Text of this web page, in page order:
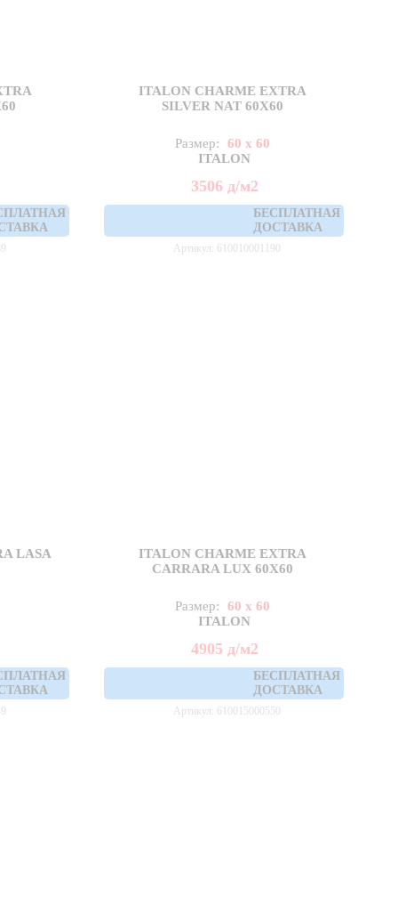
ITALON CHARME EXTRA
SILVER NAT 60X60
Размер:
60 x 60
ITALON
3506 д/м2
БЕСПЛАТНАЯ
ДОСТАВКА
Артикул: 610010001190
LASA
ITALON CHARME EXTRA
CARRARA LUX 60X60
Размер:
60 x 60
ITALON
4905 д/м2
БЕСПЛАТНАЯ
ДОСТАВКА
Артикул: 610015000550